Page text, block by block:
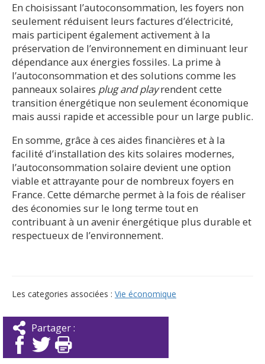
En choisissant l’autoconsommation, les foyers non
seulement réduisent leurs factures d’électricité,
mais participent également activement à la
préservation de l’environnement en diminuant leur
dépendance aux énergies fossiles. La prime à
l’autoconsommation et des solutions comme les
panneaux solaires plug and playrendent cette
transition énergétique non seulement économique
mais aussi rapide et accessible pour un large public.
En somme, grâce à ces aides financières et à la
facilité d’installation des kits solaires modernes,
l’autoconsommation solaire devient une option
viable et attrayante pour de nombreux foyers en
France. Cette démarche permet à la fois de réaliser
des économies sur le long terme tout en
contribuant à un avenir énergétique plus durable et
respectueux de l’environnement.
Les categories associées : Vie économique
Partager :